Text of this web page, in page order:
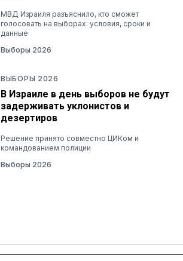
МВД Израиля разъяснило, кто сможет
голосовать на выборах: условия, сроки и
данные
Выборы 2026
ВЫБОРЫ 2026
В Израиле в день выборов не будут
задерживать уклонистов и
дезертиров
Решение принято совместно ЦИКом и
командованием полиции
Выборы 2026